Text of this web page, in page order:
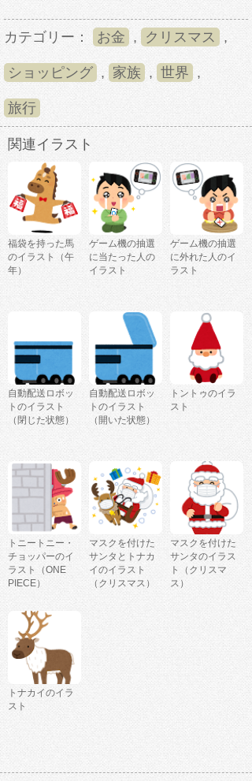
カテゴリー： お金 , クリスマス ,
ショッピング , 家族 , 世界 ,
旅行
関連イラスト
福袋を持った馬
のイラスト（午
年）
ゲーム機の抽選
に当たった人の
イラスト
ゲーム機の抽選
に外れた人のイ
ラスト
自動配送ロボッ
トのイラスト
（閉じた状態）
自動配送ロボッ
トのイラスト
（開いた状態）
トントゥのイラ
スト
トニートニー・
チョッパーのイ
ラスト（ONE
PIECE）
マスクを付けた
サンタとトナカ
イのイラスト
（クリスマス）
マスクを付けた
サンタのイラス
ト（クリスマ
ス）
トナカイのイラ
スト